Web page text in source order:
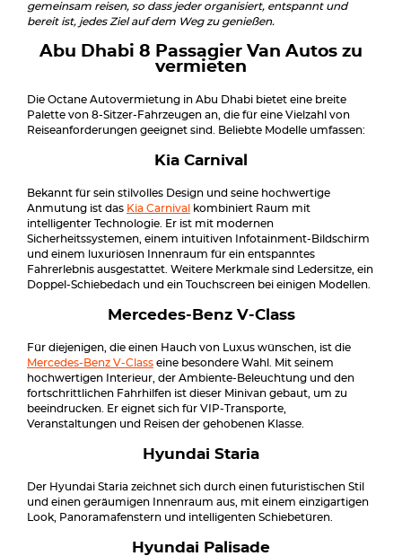
gemeinsam reisen, so dass jeder organisiert, entspannt und
bereit ist, jedes Ziel auf dem Weg zu genießen.
Abu Dhabi 8 Passagier Van Autos zu
vermieten
Die Octane Autovermietung in Abu Dhabi bietet eine breite
Palette von 8-Sitzer-Fahrzeugen an, die für eine Vielzahl von
Reiseanforderungen geeignet sind. Beliebte Modelle umfassen:
Kia Carnival
Bekannt für sein stilvolles Design und seine hochwertige
Anmutung ist das Kia Carnival
kombiniert Raum mit
intelligenter Technologie. Er ist mit modernen
Sicherheitssystemen, einem intuitiven Infotainment-Bildschirm
und einem luxuriösen Innenraum für ein entspanntes
Fahrerlebnis ausgestattet. Weitere Merkmale sind Ledersitze, ein
Doppel-Schiebedach und ein Touchscreen bei einigen Modellen.
Mercedes-Benz V-Class
Für diejenigen, die einen Hauch von Luxus wünschen, ist die
Mercedes-Benz V-Class eine besondere Wahl. Mit seinem
hochwertigen Interieur, der Ambiente-Beleuchtung und den
fortschrittlichen Fahrhilfen ist dieser Minivan gebaut, um zu
beeindrucken. Er eignet sich für VIP-Transporte,
Veranstaltungen und Reisen der gehobenen Klasse.
Hyundai Staria
Der Hyundai Staria zeichnet sich durch einen futuristischen Stil
und einen geräumigen Innenraum aus, mit einem einzigartigen
Look, Panoramafenstern und intelligenten Schiebetüren.
Hyundai Palisade